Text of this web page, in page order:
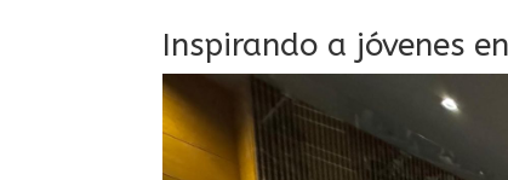
Inspirando a jóvenes